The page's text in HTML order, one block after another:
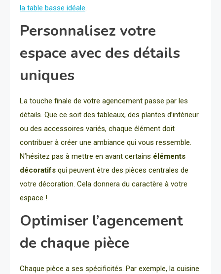
la table basse idéale.
Personnalisez votre
espace avec des détails
uniques
La touche finale de votre agencement passe par les
détails. Que ce soit des tableaux, des plantes d’intérieur
ou des accessoires variés, chaque élément doit
contribuer à créer une ambiance qui vous ressemble.
N’hésitez pas à mettre en avant certains éléments
décoratifs qui peuvent être des pièces centrales de
votre décoration. Cela donnera du caractère à votre
espace !
Optimiser l’agencement
de chaque pièce
Chaque pièce a ses spécificités. Par exemple, la cuisine